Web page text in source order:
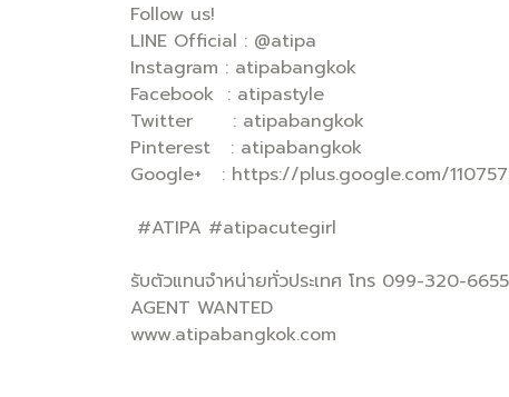
Follow us!
LINE Official : @atipa
Instagram : atipabangkok
Facebook : atipastyle
Twitter : atipabangkok
Pinterest : atipabangkok
Google+ : https://plus.google.com/
#ATIPA #atipacutegirl
รับตัวแทนจำหน่ายทั่วประเทศ โทร 099-320-6655
AGENT WANTED
www.atipabangkok.com